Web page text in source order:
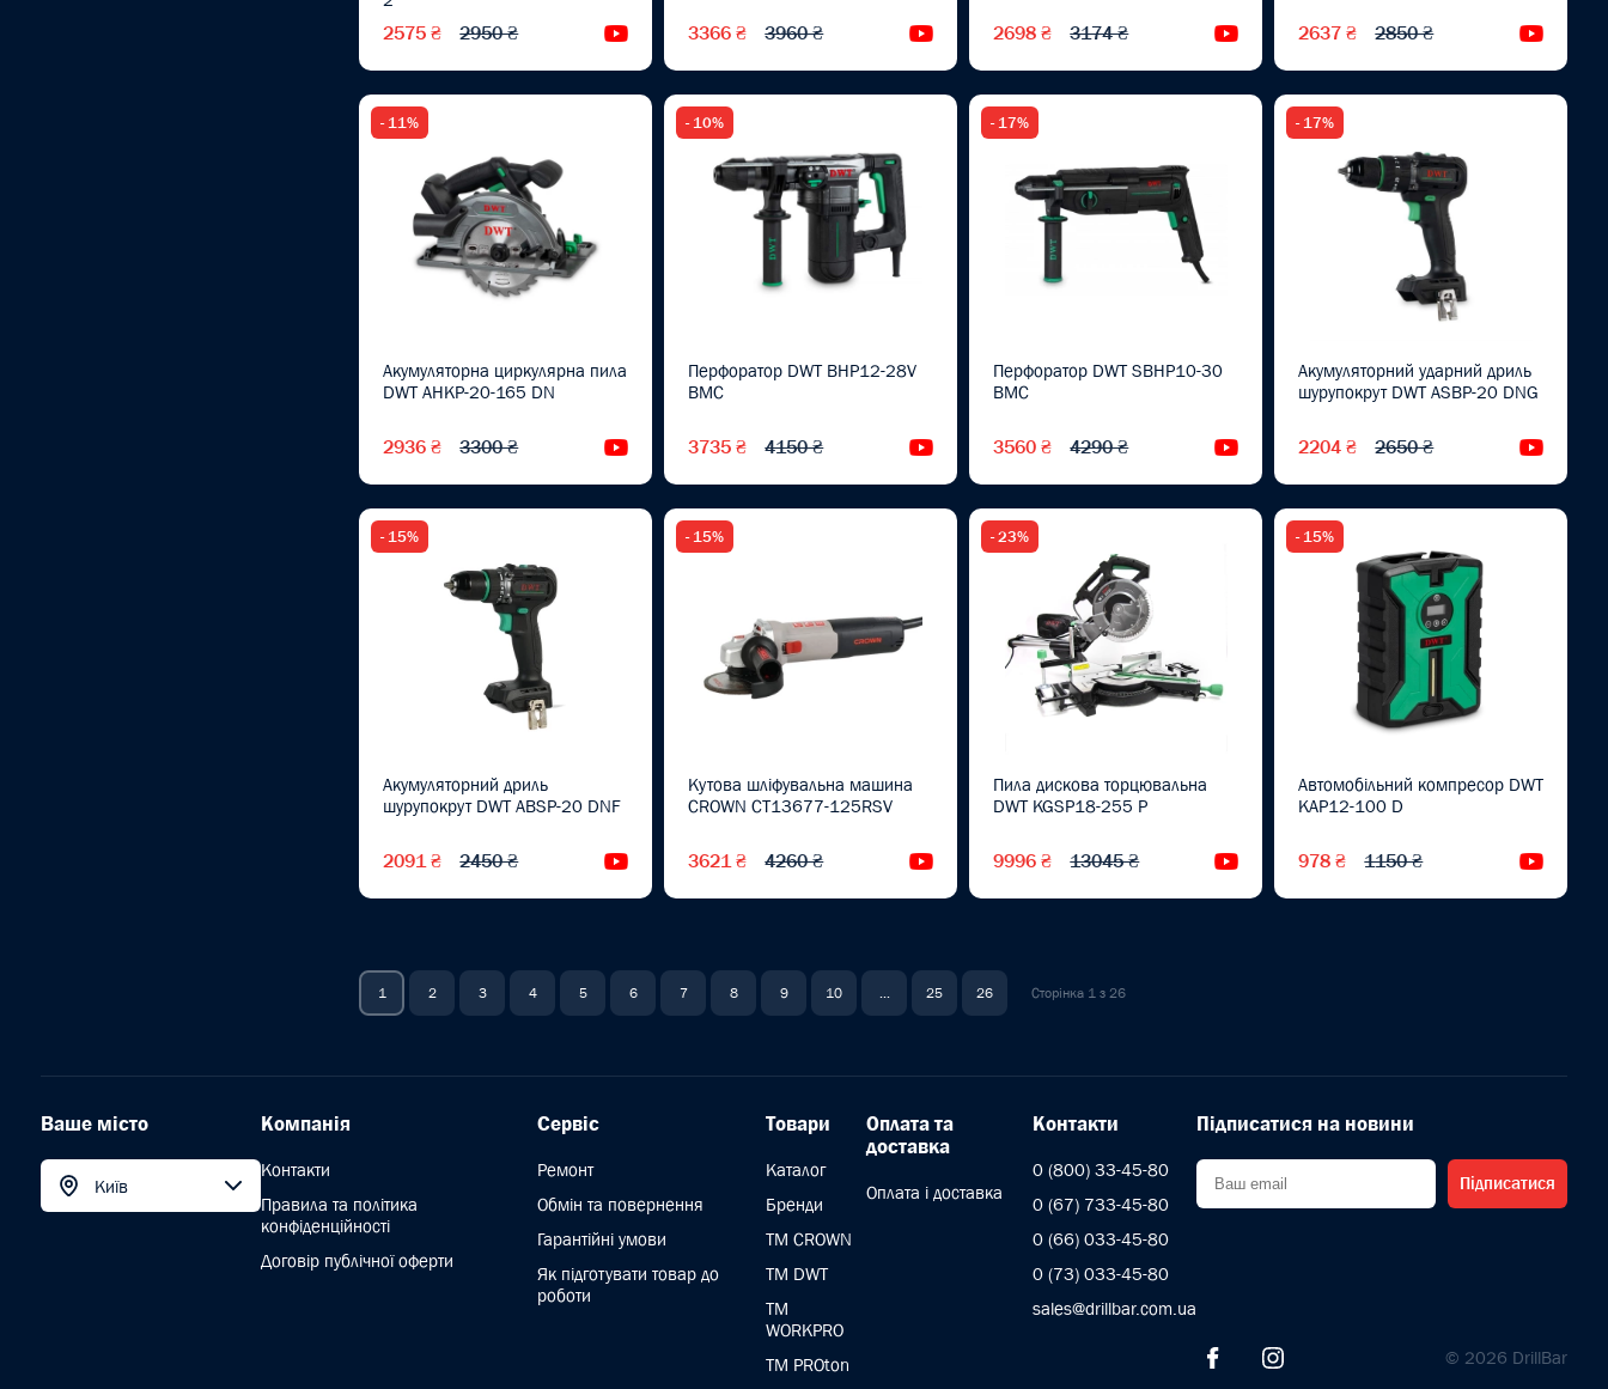
2575 ₴ 2950 ₴ Відеоогляд3366 ₴ 3960 ₴ Відеоогляд2698 ₴ 3174 ₴ Відеоогляд2637 ₴ 2850 ₴
- 11%
Акумуляторна циркулярна пила
DWT AHKP-20-165 DN
2936 ₴ 3300 ₴ Відеоогляд
- 10%
Перфоратор DWT BHP12-28V
BMC
3735 ₴ 4150 ₴ Відеоогляд
- 17%
Перфоратор DWT SBHP10-30
BMC
3560 ₴ 4290 ₴ Відеоогляд
- 17%
Акумуляторний ударний дриль
шурупокрут DWT ASBP-20 DNG
2204 ₴ 2650 ₴
- 15%
Акумуляторний дриль
шурупокрут DWT ABSP-20 DNF
2091 ₴ 2450 ₴ Відеоогляд
- 15%
Кутова шліфувальна машина
CROWN CT13677-125RSV
3621 ₴ 4260 ₴ Відеоогляд
- 23%
Пила дискова торцювальна
DWT KGSP18-255 P
9996 ₴ 13045 ₴ Відеоогляд
- 15%
Автомобільний компресор DWT
KAP12-100 D
978 ₴ 1150 ₴
1 2 3 4 5 6 7 8 9 10 ... 25 26 Сторінка 1 з 26
Ваше місто
Київ
Компанія
Контакти
Правила та політика
конфіденційності
Договір публічної оферти
Сервіс
Ремонт
Обмін та повернення
Гарантійні умови
Як підготувати товар до
роботи
Товари
Каталог
Бренди
ТМ CROWN
TM DWT
ТМ
WORKPRO
TM PROton
Оплата та
доставка
Оплата і доставка
Контакти
0 (800) 33-45-80
0 (67) 733-45-80
0 (66) 033-45-80
0 (73) 033-45-80
sales@drillbar.com.ua
Підписатися на новини
Підписатися
© 2026 DrillBar